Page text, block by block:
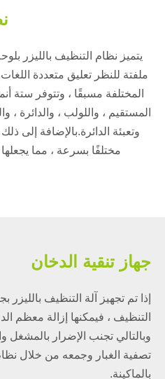
يتميز نظام التنظيف بالليزر
ملفتة للنظر تعليق متعددة
المختلفة مسبقًا ، وتتوفر ستة
المستقيم ، واللولب ، والدائرة
مختلفًا بسرعة ، مما
جهاز تنقية الدخان
إذا تم تجهيز آلة التنظيف بالليزر
التنظيف ، فيمكنها إزالة معظم
وبالتالي تجنب الإضرار بالمشغل
تصفية الغبار وجمعه من خلال
بالماكينة.